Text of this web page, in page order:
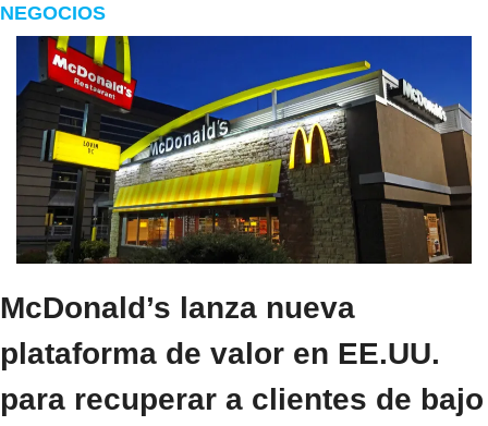
NEGOCIOS
McDonald’s lanza nueva
plataforma de valor en EE.UU.
para recuperar a clientes de bajo